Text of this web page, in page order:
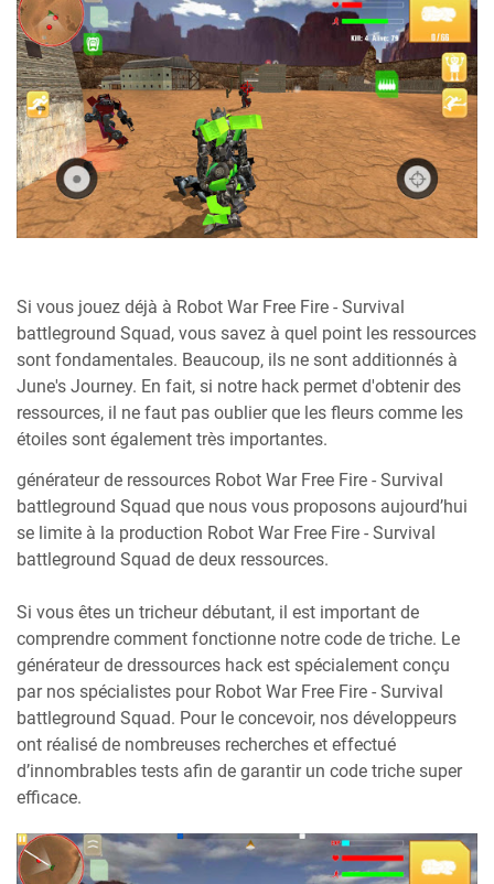
Si vous jouez déjà à Robot War Free Fire - Survival
battleground Squad, vous savez à quel point les ressources
sont fondamentales. Beaucoup, ils ne sont additionnés à
June's Journey. En fait, si notre hack permet d'obtenir des
ressources, il ne faut pas oublier que les fleurs comme les
étoiles sont également très importantes.
générateur de ressources Robot War Free Fire - Survival
battleground Squad que nous vous proposons aujourd’hui
se limite à la production Robot War Free Fire - Survival
battleground Squad de deux ressources.
Si vous êtes un tricheur débutant, il est important de
comprendre comment fonctionne notre code de triche. Le
générateur de dressources hack est spécialement conçu
par nos spécialistes pour Robot War Free Fire - Survival
battleground Squad. Pour le concevoir, nos développeurs
ont réalisé de nombreuses recherches et effectué
d’innombrables tests afin de garantir un code triche super
efficace.